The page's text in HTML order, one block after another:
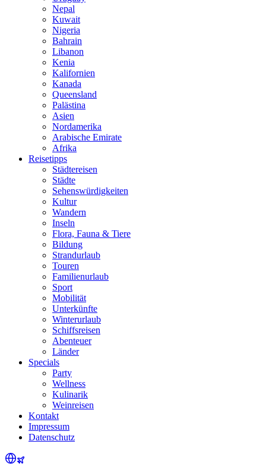
Nepal
Kuwait
Nigeria
Bahrain
Libanon
Kenia
Kalifornien
Kanada
Queensland
Palästina
Asien
Nordamerika
Arabische Emirate
Afrika
Reisetipps
Städtereisen
Städte
Sehenswürdigkeiten
Kultur
Wandern
Inseln
Flora, Fauna & Tiere
Bildung
Strandurlaub
Touren
Familienurlaub
Sport
Mobilität
Unterkünfte
Winterurlaub
Schiffsreisen
Abenteuer
Länder
Specials
Party
Wellness
Kulinarik
Weinreisen
Kontakt
Impressum
Datenschutz